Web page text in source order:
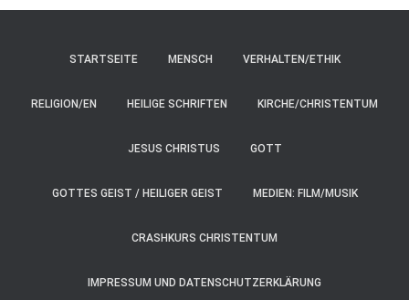
STARTSEITE MENSCH VERHALTEN/ETHIK
RELIGION/EN HEILIGE SCHRIFTEN KIRCHE/CHRISTENTUM
JESUS CHRISTUS GOTT
GOTTES GEIST / HEILIGER GEIST MEDIEN: FILM/MUSIK
CRASHKURS CHRISTENTUM
IMPRESSUM UND DATENSCHUTZERKLÄRUNG